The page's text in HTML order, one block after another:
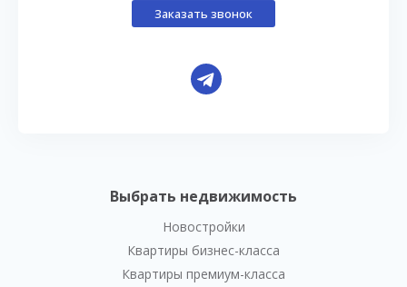
Выбрать недвижимость
Новостройки
Квартиры бизнес-класса
Квартиры премиум-класса
Заказать звонок